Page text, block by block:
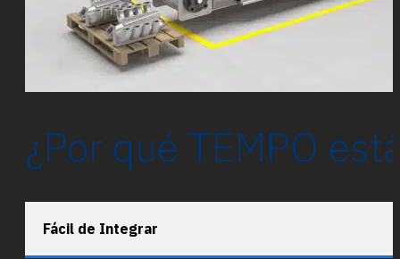
¿Por qué TEMPO
Fácil de Integrar